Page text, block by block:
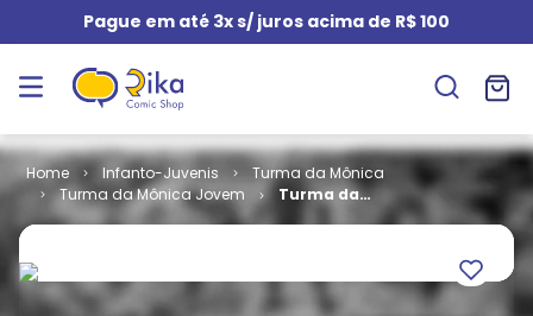
Pague em até 3x s/ juros acima de R$ 100
Infanto-Juvenis
Turma da Mônica
Turma da Mônica Jovem
Turma da
Mônica Jovem